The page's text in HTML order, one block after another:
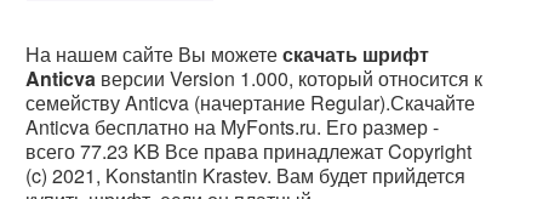
На нашем сайте Вы можетескачать шрифт
Anticva версии Version 1.000, который относится к
семейству Anticva (начертание Regular).Скачайте
Anticva бесплатно на MyFonts.ru. Его размер -
всего 77.23 KB Все права принадлежат Copyright
(c) 2021, Konstantin Krastev. Вам будет прийдется